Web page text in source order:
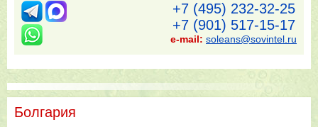
+7 (495) 232-32-25
+7 (901) 517-15-17
e-mail: soleans@sovintel.ru
Болгария